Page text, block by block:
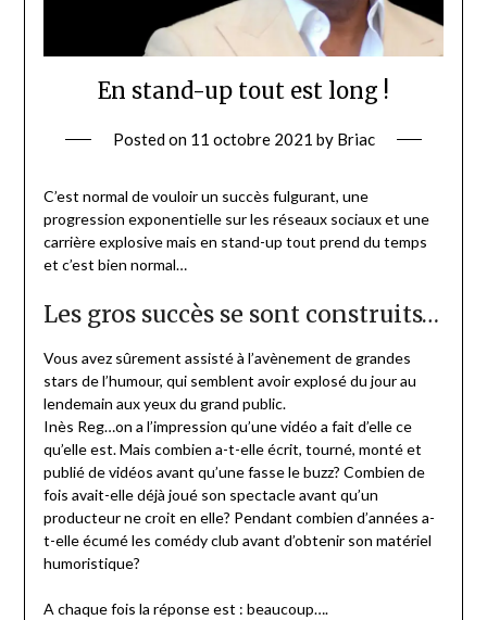
En stand-up tout est long !
Posted on 11 octobre 2021 by Briac
C’est normal de vouloir un succès fulgurant, une
progression exponentielle sur les réseaux sociaux et une
carrière explosive mais en stand-up tout prend du temps
et c’est bien normal…
Les gros succès se sont construits…
Vous avez sûrement assisté à l’avènement de grandes
stars de l’humour, qui semblent avoir explosé du jour au
lendemain aux yeux du grand public.
Inès Reg…on a l’impression qu’une vidéo a fait d’elle ce
qu’elle est. Mais combien a-t-elle écrit, tourné, monté et
publié de vidéos avant qu’une fasse le buzz? Combien de
fois avait-elle déjà joué son spectacle avant qu’un
producteur ne croit en elle? Pendant combien d’années a-
t-elle écumé les comédy club avant d’obtenir son matériel
humoristique?
A chaque fois la réponse est : beaucoup….